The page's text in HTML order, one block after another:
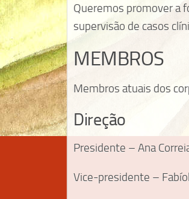
Queremos promover a
supervisão de casos
MEMBROS
Membros atuais dos
Direção
Presidente – Ana
Vice-presidente –